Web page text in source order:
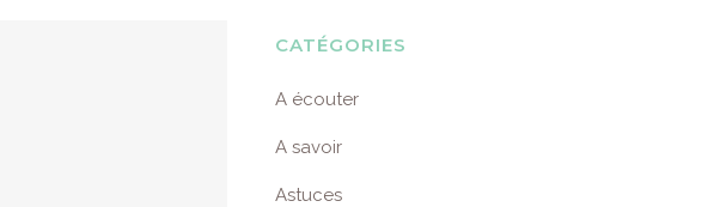
CATÉGORIES
A écouter
A savoir
Astuces